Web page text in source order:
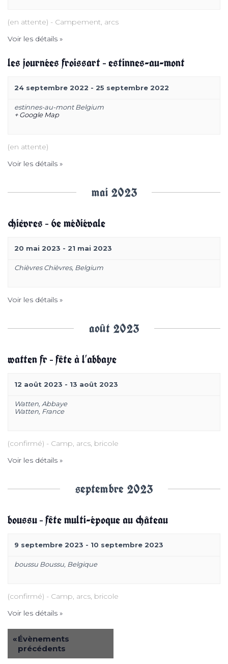
s
(en attente) - Campement, arcs
Voir les détails »
les journées froissart – estinnes-au-mont
24 septembre 2022 - 25 septembre 2022
estinnes-au-montBelgium
+ Google Map
(en attente)
Voir les détails »
mai 2023
chièvres – 6e médiévale
20 mai 2023 - 21 mai 2023
ChièvresChièvres, Belgium
Voir les détails »
août 2023
watten fr – fête à l’abbaye
12 août 2023 - 13 août 2023
Watten, Abbaye
Watten, France
(confirmé) - Camp, arcs, bricole
Voir les détails »
septembre 2023
boussu – fête multi-époque au château
9 septembre 2023 - 10 septembre 2023
boussu Boussu, Belgique
(confirmé) - Camp, arcs, bricole
Voir les détails »
«Évènements
précédents